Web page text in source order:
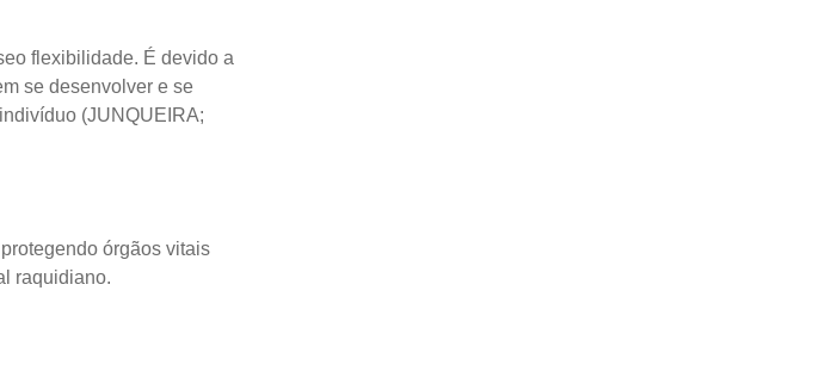
flexibilidade. É devido a
se desenvolver e se
(JUNQUEIRA;
órgãos vitais
raquidiano.